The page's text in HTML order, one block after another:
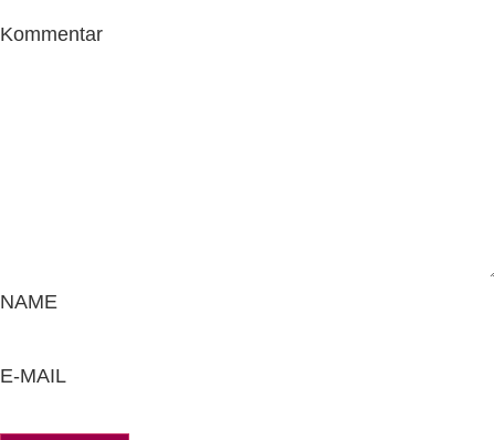
Kommentar
NAME
E-MAIL